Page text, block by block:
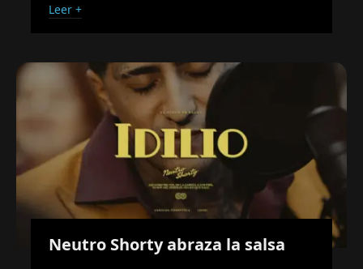
Leer +
Neutro Shorty abraza la salsa